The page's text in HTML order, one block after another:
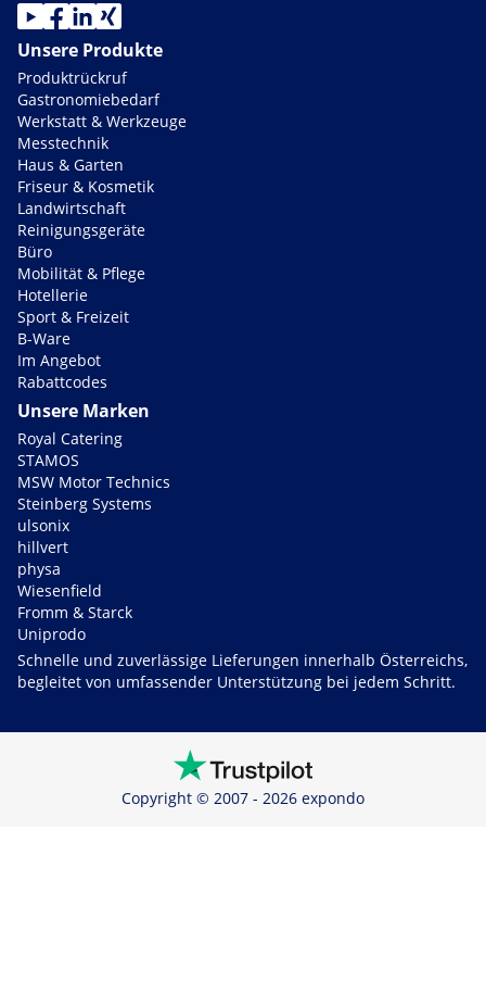
Unsere Produkte
Produktrückruf
Gastronomiebedarf
Werkstatt & Werkzeuge
Messtechnik
Haus & Garten
Friseur & Kosmetik
Landwirtschaft
Reinigungsgeräte
Büro
Mobilität & Pflege
Hotellerie
Sport & Freizeit
B-Ware
Im Angebot
Rabattcodes
Unsere Marken
Royal Catering
STAMOS
MSW Motor Technics
Steinberg Systems
ulsonix
hillvert
physa
Wiesenfield
Fromm & Starck
Uniprodo
Schnelle und zuverlässige Lieferungen innerhalb Österreichs,
begleitet von umfassender Unterstützung bei jedem Schritt.
Copyright © 2007 - 2026 expondo